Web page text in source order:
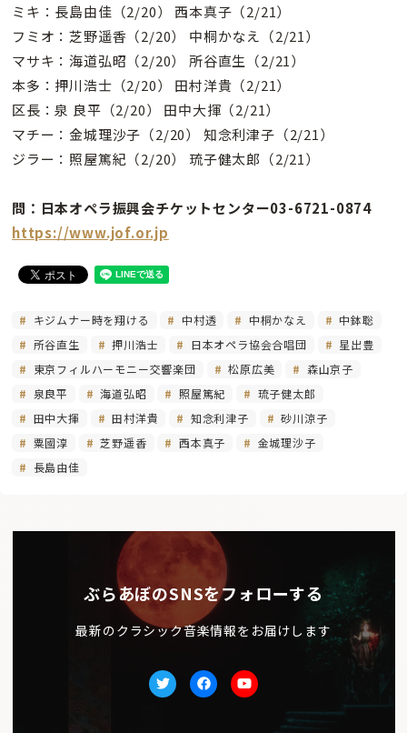
ミキ：長島由佳（2/20） 西本真子（2/21）
フミオ：芝野遥香（2/20） 中桐かなえ（2/21）
マサキ：海道弘昭（2/20） 所谷直生（2/21）
本多：押川浩士（2/20） 田村洋貴（2/21）
区長：泉 良平（2/20） 田中大揮（2/21）
マチー：金城理沙子（2/20） 知念利津子（2/21）
ジラー：照屋篤紀（2/20） 琉子健太郎（2/21）
問：日本オペラ振興会チケットセンター03-6721-0874
https://www.jof.or.jp
キジムナー時を翔ける 中村透 中桐かなえ
中鉢聡
所谷直生
押川浩士 日本オペラ協会合唱団
星出豊
東京フィルハーモニー交響楽団
松原広美
森山京子
泉良平
海道弘昭 照屋篤紀
琉子健太郎
田中大揮
田村洋貴 知念利津子
砂川涼子
粟國淳
芝野遥香 西本真子
金城理沙子
長島由佳
ぶらあぼのSNSをフォローする
最新のクラシック音楽情報をお届けします
TwitterfacebookYoutube